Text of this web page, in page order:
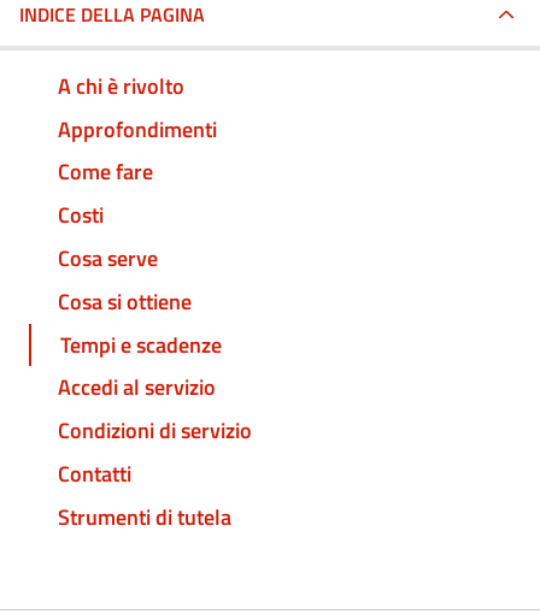
INDICE DELLA PAGINA
A chi è rivolto
Approfondimenti
Come fare
Costi
Cosa serve
Cosa si ottiene
Tempi e scadenze
Accedi al servizio
Condizioni di servizio
Contatti
Strumenti di tutela